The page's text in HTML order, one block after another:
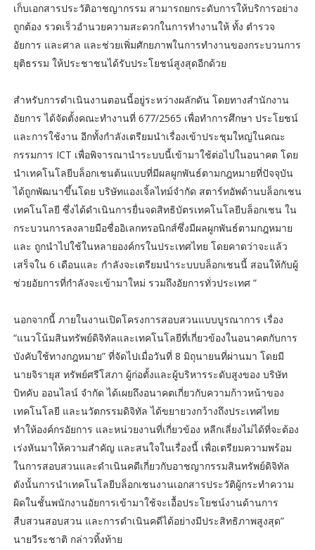
เก็บเอกสารประวัติอาชญากรรม สามารถยกระดับการให้บริการอย่าง
ถูกต้อง รวดเร็วอำนวยความสะดวกในการทำงานให้ ทั้ง ตำรวจ
อัยการ และศาล และช่วยเพิ่มศักยภาพในการทำงานของกระบวนการ
ยุติธรรม ให้ประชาชนได้รับประโยชน์สูงสุดอีกด้วย
สำหรับการดำเนินงานตอนนี้อยู่ระหว่างผลักดัน โดยทางสำนักงาน
อัยการ ได้จัดตั้งคณะทำงานที่ 677/2565 เพื่อทำการศึกษา ประโยชน์
และการใช้งาน อีกทั้งกำลังเตรียมนำเรื่องเข้าประชุมใหญ่ในคณะ
กรรมการ ICT เพื่อพิจารณานำระบบนี้เข้ามาใช้ต่อไปในอนาคต โดย
นำเทคโนโลยีบล็อกเชนต้นแบบที่มีผลผูกพันธ์ตามกฎหมายที่ปัจจุบัน
ได้ถูกพัฒนาขึ้นโดย บริษัทแองเจิ้ลไทม์จำกัด สตาร์ทอัพด้านบล็อกเชน
เทคโนโลยี ซึ่งได้ดำเนินการยื่นจดสิทธิบัตรเทคโนโลยีบล็อกเชน ใน
กระบวนการลงลายมือชื่ออิเลกทรอนิกส์ซึ่งมีผลผูกพันธ์ตามกฎหมาย
และ ถูกนำไปใช้ในหลายองค์กรในประเทศไทย โดยคาดว่าจะแล้ว
เสร็จใน 6 เดือนและ กำลังจะเตรียมนำระบบบล็อกเชนนี้ สอนให้กับผู้
ช่วยอัยการที่กำลังจะเข้ามาใหม่ รวมถึงอัยการทั่วประเทศ ”
นอกจากนี้ ภายในงานเปิดโครงการสอบสวนแบบบูรณาการ เรื่อง
“แนวโน้มสินทรัพย์ดิจิทัลและเทคโนโลยีที่เกี่ยวข้องในอนาคตกับการ
บังคับใช้ทางกฎหมาย” ที่จัดไปเมื่อวันที่ 8 มิถุนายนที่ผ่านมา โดยมี
นายจิรายุส ทรัพย์ศรีโสภา ผู้ก่อตั้งและผู้บริหารระดับสูงของ บริษัท
บิทคับ ออนไลน์ จำกัด ได้เผยถึงอนาคตเกี่ยวกับความก้าวหน้าของ
เทคโนโลยี และนวัตกรรมดิจิทัล ได้ขยายวงกว้างถึงประเทศไทย
ทำให้องค์กรอัยการ และหน่วยงานที่เกี่ยวข้อง หลีกเลี่ยงไม่ได้ที่จะต้อง
เร่งหันมาให้ความสำคัญ และสนใจในเรื่องนี้ เพื่อเตรียมความพร้อม
ในการสอบสวนและดำเนินคดีเกี่ยวกับอาชญากรรมสินทรัพย์ดิจิทัล
ดังนั้นการนำเทคโนโลยีบล็อกเชนงานเอกสารประวัติผู้กระทำความ
ผิดในชั้นพนักงานอัยการเข้ามาใช้จะเอื้อประโยชน์งานด้านการ
สืบสวนสอบสวน และการดำเนินคดีได้อย่างมีประสิทธิภาพสูงสุด”
นายวีระชาติ กล่าวทิ้งท้าย